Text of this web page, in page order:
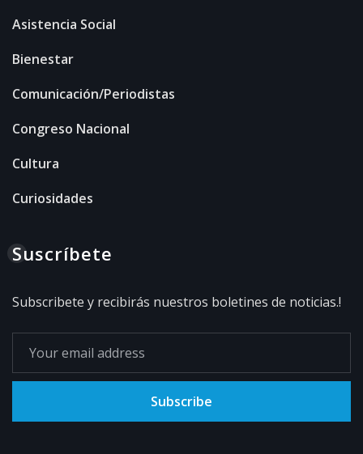
Asistencia Social
Bienestar
Comunicación/Periodistas
Congreso Nacional
Cultura
Curiosidades
Suscríbete
Subscribete y recibirás nuestros boletines de noticias.!
Subscribe